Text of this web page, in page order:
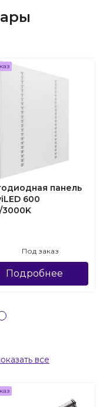
панель
600
3000K
Под заказ
Подробнее
все